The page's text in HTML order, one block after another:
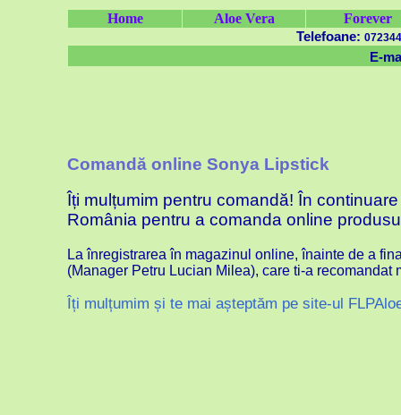
Comandă online Sonya Lipstick
Îți mulțumim pentru comandă! În
România pentru a comanda online
La înregistrarea în magazinul online, înainte de a
(Manager Petru Lucian Milea), care ti-a
Îți mulțumim și te mai așteptăm pe site-ul
Home Aloe Vera Forever
Telefoane:
E-